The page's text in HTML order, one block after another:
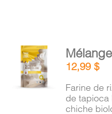
AJOUTER
AU
PANIER
/
DÉTAILS
12,99$
Farine de
de tapioca
chiche